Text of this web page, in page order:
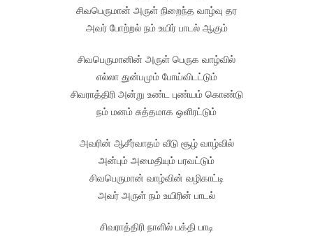
சிவபெருமான் அருள் நிறைந்த வாழ்வு தர
அவர் போற்றல் நம் உயிர் பாடல் ஆகும்
சிவபெருமானின் அருள் பெருக வாழ்வில்
எல்லா துன்பமும் போய்விடட்டும்
சிவராத்திரி அன்று உண்ட புண்யம் கொண்டு
நம் மனம் சுத்தமாக ஒளிரட்டும்
அவரின் ஆசீர்வாதம் வீடு சூழ் வாழ்வில்
அன்பும் அமைதியும் பரவட்டும்
சிவபெருமான் வாழ்வின் வழிகாட்டி
அவர் அருள் நம் உயிரின் பாடல்
சிவராத்திரி நாளில் பக்தி பாடி